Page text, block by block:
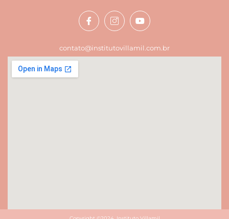
contato@institutovillamil.com.br